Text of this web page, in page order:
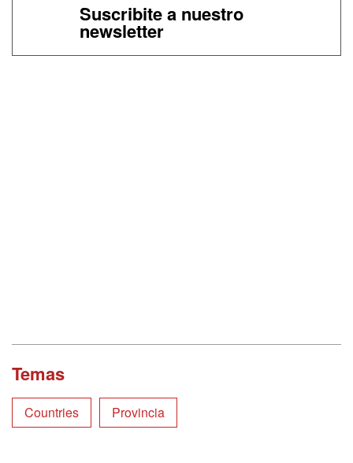
Suscribite a nuestro
newsletter
Temas
Countries Provincia